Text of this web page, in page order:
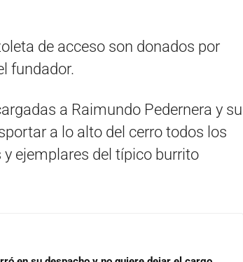
de acceso son donados por
fundador.
a Raimundo Pedernera y su
a lo alto del cerro todos los
ejemplares del típico burrito